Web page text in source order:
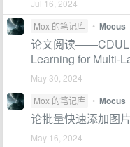
Jul 16, 2024
Mox 的笔记库
• Mocus
论文阅读
Learning for Multi-
May 30, 2024
Mox 的笔记库
• Mocus
论批量快速添加图
May 16, 2024